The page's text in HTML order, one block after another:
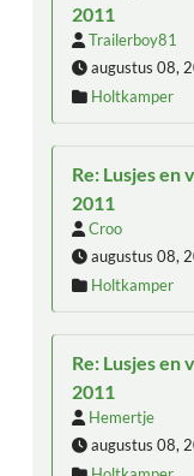
2011
Trailerboy81
augustus 08,
Holtkamper
Re: Lusjes
2011
Croo
augustus 08,
Holtkamper
Re: Lusjes
2011
Hemertje
augustus 08,